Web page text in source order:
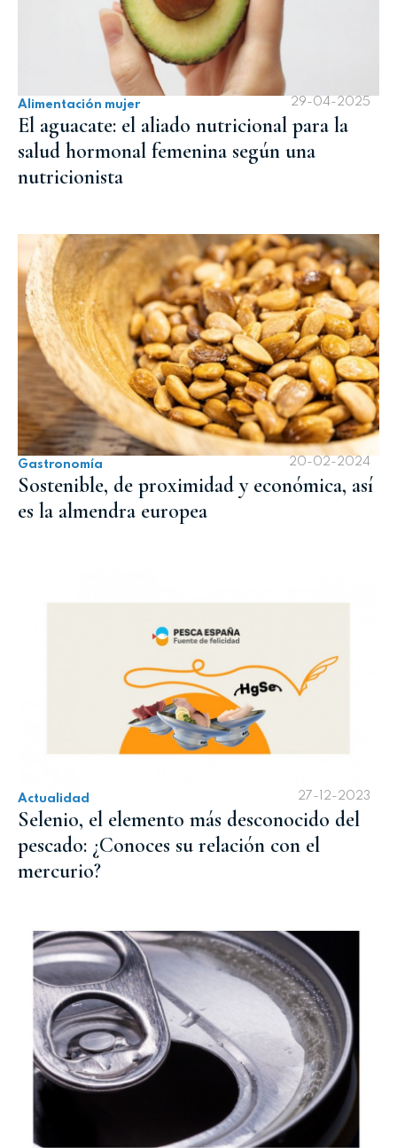
Alimentación mujer 29-04-2025
El aguacate: el aliado nutricional para la
salud hormonal femenina según una
nutricionista
Gastronomía 20-02-2024
Sostenible, de proximidad y económica, así
es la almendra europea
Actualidad 27-12-2023
Selenio, el elemento más desconocido del
pescado: ¿Conoces su relación con el
mercurio?